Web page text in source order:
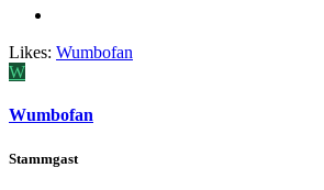
Likes: Wumbofan
W
Wumbofan
Stammgast